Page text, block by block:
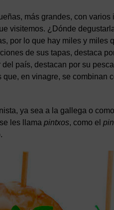
más grandes, con
visitemos. ¿Dónde
por lo que hay miles y miles
de sus tapas, destaca
país, destacan por su
en vinagre, se combinan
ya sea a la gallega o
les llama pintxos, como el